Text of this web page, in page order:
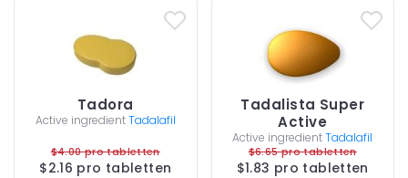
Tadora
Active ingredientTadalafil
$4.00 pro tabletten
$2.16 pro tabletten
Tadalista Super
Active
Active ingredientTadalafil
$6.65 pro tabletten
$1.83 pro tabletten